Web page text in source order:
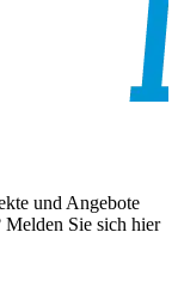
und Angebote
Melden Sie sich hier